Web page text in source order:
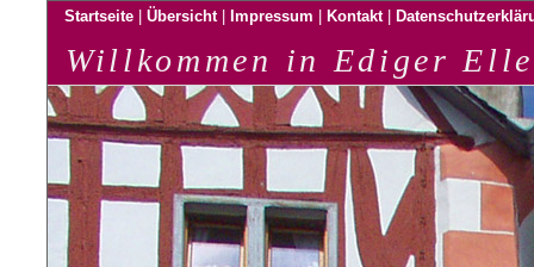
Startseite Übersicht Impressum Kontakt
Willkommen in Ediger